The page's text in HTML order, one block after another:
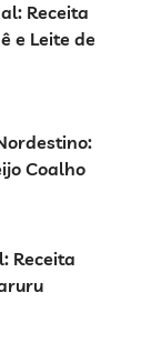
Receita
e Leite de
Coalho
Receita